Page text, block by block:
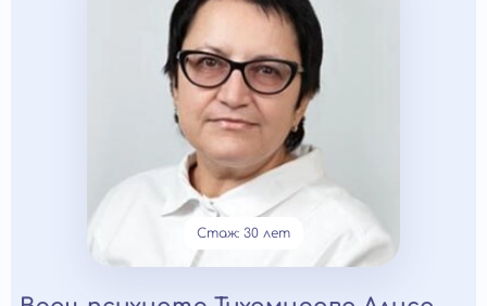
Стаж: 30 лет